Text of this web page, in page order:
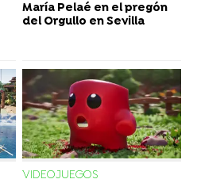
María Pelaé en el pregón
del Orgullo en Sevilla
VIDEOJUEGOS